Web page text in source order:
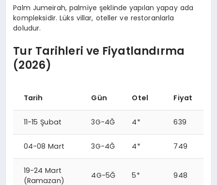
Palm Jumeirah, palmiye şeklinde yapılan yapay ada
kompleksidir. Lüks villar, oteller ve restoranlarla
doludur.
Tur Tarihleri ve Fiyatlandırma
(2026)
Tarih Gün Otel Fiyat
11-15 Şubat 3G-4Ğ 4* 639
04-08 Mart 3G-4Ğ 4* 749
19-24 Mart
(Ramazan)
4G-5Ğ 5* 948